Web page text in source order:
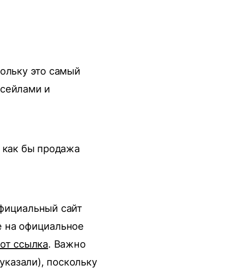
это самый
и
как бы продажа
сайт
официальное
ссылка. Важно
поскольку